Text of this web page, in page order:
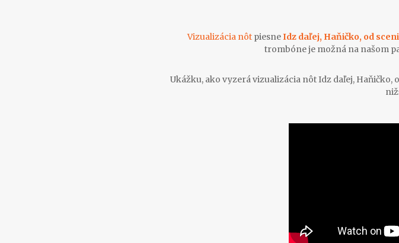
Vizualizácia nôtpiesneIdz daľej, Haňičko, od sceni
trombóne je možná na našom
Ukážku, ako vyzerá vizualizácia nôt Idz daľej,